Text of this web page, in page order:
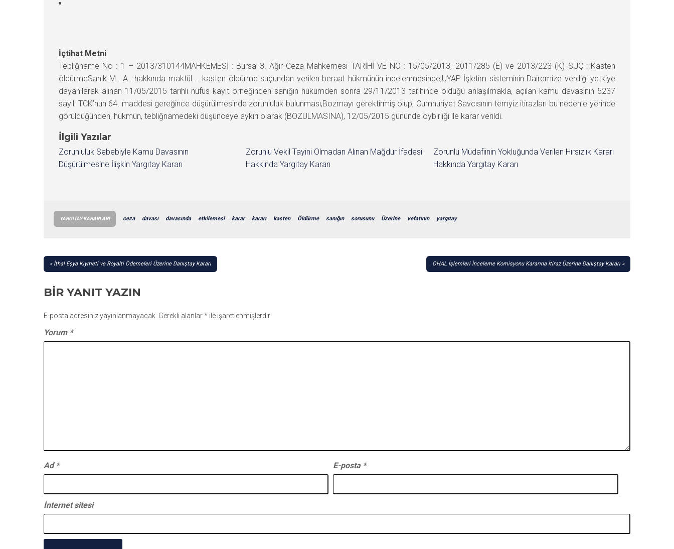
İçtihat Metni
Tebliğname No : 1 – 2013/310144MAHKEMESİ : Bursa 3. Ağır Ceza Mahkemesi TARİHİ VE NO : 15/05/2013, 2011/285 (E) ve 2013/223 (K) SUÇ : Kasten
öldürmeSanık M.. A.. hakkında maktül … kasten öldürme suçundan verilen beraat hükmünün incelenmesinde;UYAP İşletim sisteminin Dairemize verdiği yetkiye
dayanılarak alınan 11/05/2015 tarihli nüfus kayıt örneğinden sanığın hükümden sonra 29/11/2013 tarihinde öldüğü anlaşılmakla, açılan kamu davasının 5237
sayılı TCK’nun 64. maddesi gereğince düşürülmesinde zorunluluk bulunması,Bozmayı gerektirmiş olup, Cumhuriyet Savcısının temyiz itirazları bu nedenle yerinde
görüldüğünden, hükmün, tebliğnamedeki düşünceye aykırı olarak (BOZULMASINA), 12/05/2015 gününde oybirliği ile karar verildi.
İlgili Yazılar
Zorunluluk Sebebiyle Kamu Davasının
Düşürülmesine İlişkin Yargıtay Kararı
Zorunlu Vekil Tayini Olmadan Alınan Mağdur İfadesi
Hakkında Yargıtay Kararı
Zorunlu Müdafiinin Yokluğunda Verilen Hırsızlık Kararı
Hakkında Yargıtay Kararı
YARGITAY KARARLARI ceza davası davasında etkilemesi karar kararı kasten Öldürme sanığın sorusunu Üzerine vefatının yargıtay
YAZI
İthal Eşya Kıymeti ve Royalti Ödemeleri Üzerine Danıştay Kararı OHAL İşlemleri İnceleme Komisyonu Kararına İtiraz Üzerine Danıştay Kararı
BIR YANIT YAZIN
E-posta adresiniz yayınlanmayacak. Gerekli alanlar* ile işaretlenmişlerdir
Yorum *
Ad * E-posta *
İnternet sitesi